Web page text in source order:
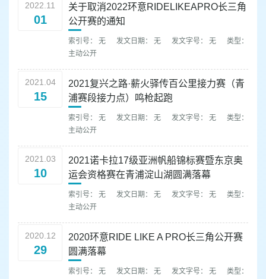
2022.11
01
关于取消2022环意RIDELIKEAPRO长三角
公开赛的通知
索引号： 无 发文日期： 无 发文字号： 无
类型：
主动公开
2021.04
15
2021复兴之路·薪火驿传百公里接力赛（青
浦赛段接力点）鸣枪起跑
索引号： 无 发文日期： 无 发文字号： 无
类型：
主动公开
2021.03
10
2021诺卡拉17级亚洲帆船锦标赛暨东京奥
运会资格赛在青浦淀山湖圆满落幕
索引号： 无 发文日期： 无 发文字号： 无
类型：
主动公开
2020.12
29
2020环意RIDE LIKE A PRO长三角公开赛
圆满落幕
索引号： 无 发文日期： 无 发文字号： 无
类型：